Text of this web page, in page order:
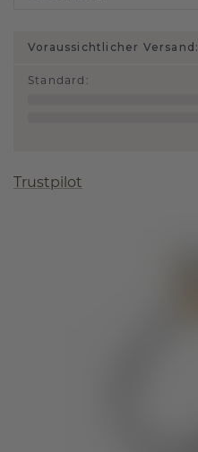
Voraussichtlicher Versand:
Standard :
Trustpilot